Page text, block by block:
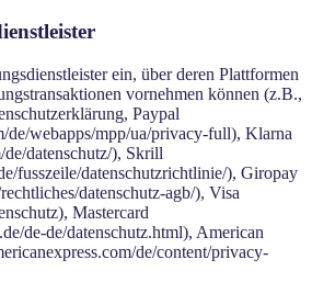
ein, über deren Plattformen
vornehmen können (z.B.,
Paypal
de/webapps/mpp/ua/privacy-full), Klarna
datenschutz/), Skrill
fusszeile/datenschutzrichtlinie/), Giropay
datenschutz-agb/), Visa
Mastercard
de-de/datenschutz.html), American
de/content/privacy-